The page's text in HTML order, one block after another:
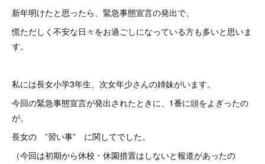
新年明けたと思ったら、緊急事態宣言の発出で、
慌ただしく不安な日々をお過ごしになっている方も多いと思いま
す。
私には長女小学3年生、次女年少さんの姉妹がいます。
今回の緊急事態宣言が発出されたときに、1番に頭をよぎったの
が、
長女の ”習い事” に関してでした。
（今回は初期から休校・休園措置はしないと報道があったの